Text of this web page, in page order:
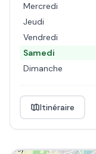
Mercredi
Jeudi
Vendredi
Samedi
Dimanche
Itinéraire